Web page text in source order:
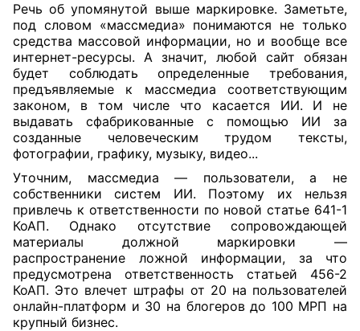
Речь об упомянутой выше маркировке. Заметьте,
под словом «массмедиа» понимаются не только
средства массовой информации, но и вообще все
интернет-ресурсы. А значит, любой сайт обязан
будет соблюдать определенные требования,
предъявляемые к массмедиа соответствующим
законом, в том числе что касается ИИ. И не
выдавать сфабрикованные с помощью ИИ за
созданные человеческим трудом тексты,
фотографии, графику, музыку, видео...
Уточним, массмедиа — пользователи, а не
собственники систем ИИ. Поэтому их нельзя
привлечь к ответственности по новой статье 641-1
КоАП. Однако отсутствие сопровождающей
материалы должной маркировки —
распространение ложной информации, за что
предусмотрена ответственность статьей 456-2
КоАП. Это влечет штрафы от 20 на пользователей
онлайн-платформ и 30 на блогеров до 100 МРП на
крупный бизнес.